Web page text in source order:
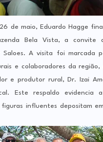
de maio, Eduardo Hagge
Bela Vista, a convite
Saloes. A visita foi marcada
e colaboradores da
e produtor rural, Dr. Izai
Este respaldo evidencia
influentes depositam